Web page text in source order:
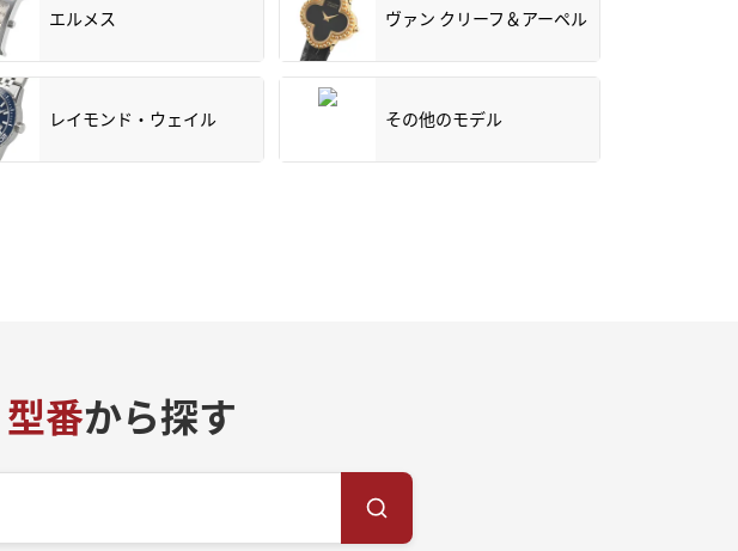
エルメス ヴァン クリーフ＆アーペル
レイモンド・ウェイル その他のモデル
型番から探す